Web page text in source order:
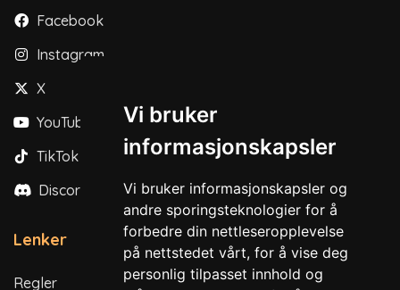
Vi bruker
informasjonskapsler
Vi bruker informasjonskapsler og
andre sporingsteknologier for å
forbedre din nettleseropplevelse
på nettstedet vårt, for å vise deg
personlig tilpasset innhold og
Facebook
Instagram
X
YouTube
TikTok
Discord
Lenker
Regler